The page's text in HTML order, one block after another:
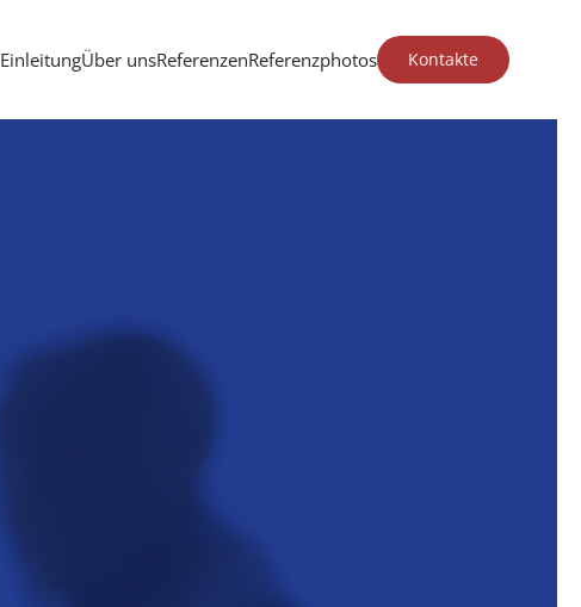
EinleitungÜber unsReferenzenReferenzphotos Kontakte